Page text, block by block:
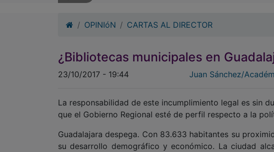
OPINIóN CARTAS AL DIRECTOR
¿Bibliotecas municipales en
23/10/2017 - 19:44 Juan Sánchez/
La responsabilidad de este incumplimiento legal es sin
que el Gobierno Regional esté de perfil respecto a la
Guadalajara despega. Con 83.633 habitantes su
su desarrollo demográfico y económico. La ciudad